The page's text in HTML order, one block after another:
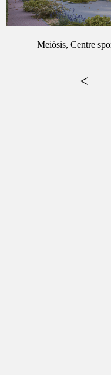
Meiôsis, Centre
<